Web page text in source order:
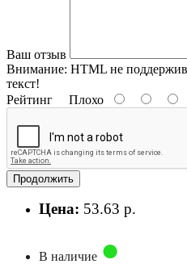
Ваш отзыв
Внимание: HTML не
текст!
Рейтинг Плохо
Продолжить
Цена: 53.63 р.
В наличие